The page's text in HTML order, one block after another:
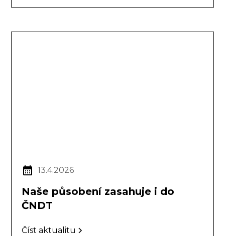
13.4.2026
Naše působení zasahuje i do
ČNDT
Číst aktualitu